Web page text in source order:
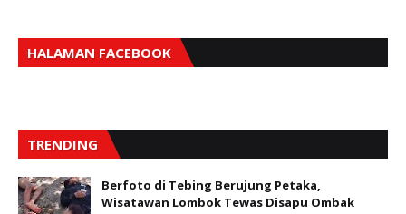
HALAMAN FACEBOOK
TRENDING
Berfoto di Tebing Berujung Petaka,
Wisatawan Lombok Tewas Disapu Ombak